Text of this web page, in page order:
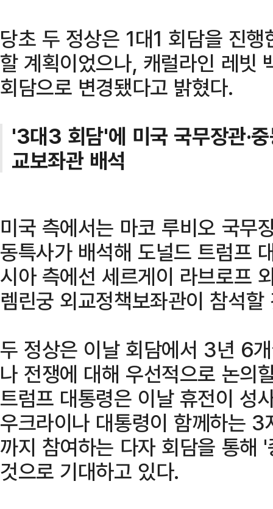
당초 두 정상은 1대1 회담을 진
할 계획이었으나, 캐럴라인 레빗
회담으로 변경됐다고 밝혔다.
'3대3 회담'에 미국 국무장관·
교보좌관 배석
미국 측에서는 마코 루비오 국무
동특사가 배석해 도널드 트럼프
시아 측에선 세르게이 라브로프
렘린궁 외교정책보좌관이 참석
두 정상은 이날 회담에서 3년 6
나 전쟁에 대해 우선적으로 논의
트럼프 대통령은 이날 휴전이 성
우크라이나 대통령이 함께하는
까지 참여하는 다자 회담을 통해
것으로 기대하고 있다.